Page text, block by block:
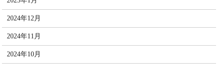
2024年12月
2024年11月
2024年10月